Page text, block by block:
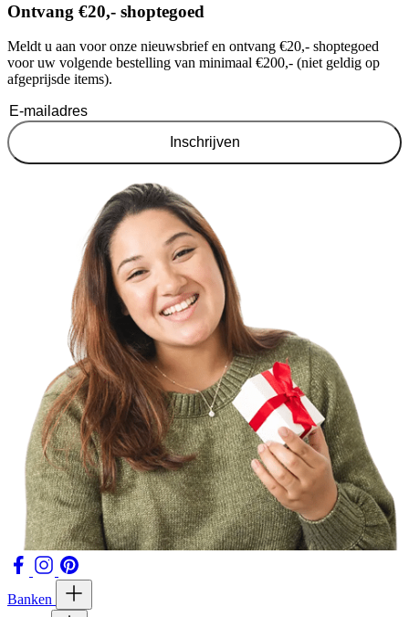
Ontvang €20,- shoptegoed
Meldt u aan voor onze nieuwsbrief en ontvang €20,- shoptegoed
voor uw volgende bestelling van minimaal €200,- (niet geldig op
afgeprijsde items).
Inschrijven
Banken